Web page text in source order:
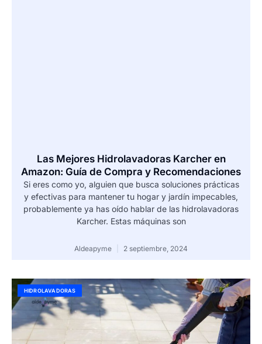
Las Mejores Hidrolavadoras Karcher en
Amazon: Guía de Compra y Recomendaciones
Si eres como yo, alguien que busca soluciones prácticas
y efectivas para mantener tu hogar y jardín impecables,
probablemente ya has oído hablar de las hidrolavadoras
Karcher. Estas máquinas son
Aldeapyme 2 septiembre, 2024
HIDROLAVADORAS